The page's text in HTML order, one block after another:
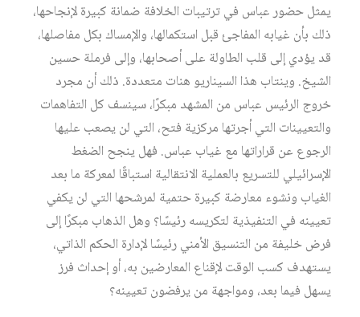
يمثل حضور عباس في ترتيبات الخلافة ضمانة كبيرة لإنجاحها،
ذلك بأن غيابه المفاجئ قبل استكمالها، والإمساك بكل مفاصلها،
قد يؤدي إلى قلب الطاولة على أصحابها، وإلى فرملة حسين
الشيخ. وينتاب هذا السيناريو هنات متعددة. ذلك أن مجرد
خروج الرئيس عباس من المشهد مبكرًا، سينسف كل التفاهمات
والتعيينات التي أجرتها مركزية فتح، التي لن يصعب عليها
الرجوع عن قراراتها مع غياب عباس. فهل ينجح الضغط
الإسرائيلي للتسريع بالعملية الانتقالية استباقًا لمعركة ما بعد
الغياب ونشوء معارضة كبيرة حتمية لمرشحها التي لن يكفي
تعيينه في التنفيذية لتكريسه رئيسًا؟ وهل الذهاب مبكرًا إلى
فرض خليفة من التنسيق الأمني رئيسًا لإدارة الحكم الذاتي،
يستهدف كسب الوقت لإقناع المعارضين به، أو إحداث فرز
يسهل فيما بعد، ومواجهة من يرفضون تعيينه؟